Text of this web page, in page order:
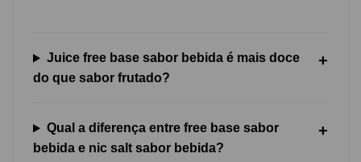
Juice free base sabor bebida é mais doce
do que sabor frutado?
Qual a diferença entre free base sabor
bebida e nic salt sabor bebida?